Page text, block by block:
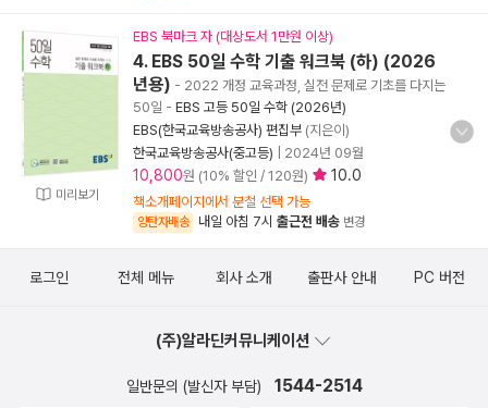
미리보기
EBS 북마크 자 (대상도서 1만원 이상)
4. EBS 50일 수학 기출 워크북 (하) (2026
년용) - 2022 개정 교육과정, 실전 문제로 기초를 다지는
50일 - EBS 고등 50일 수학 (2026년)
EBS(한국교육방송공사) 편집부 (지은이)
한국교육방송공사(중고등)
2024년 09월
10,800원 (10% 할인 / 120원) 10.0
책소개페이지에서 분철 선택 가능
양탄자배송 내일 아침 7시 출근전 배송 변경
로그인 전체 메뉴 회사 소개 출판사 안내 PC 버전
(주)알라딘커뮤니케이션
일반문의 (발신자 부담) 1544-2514